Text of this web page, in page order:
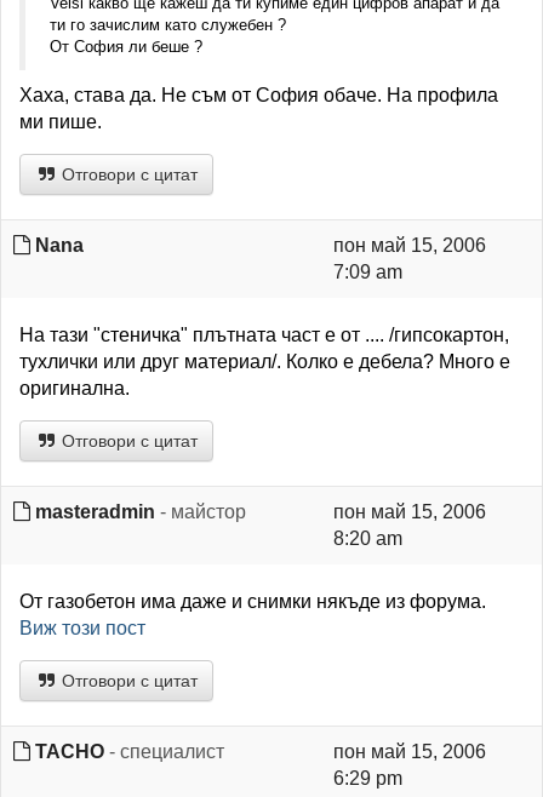
ти го зачислим като служебен ?
От София ли беше ?
Хаха, става да. Не съм от София обаче. На профила
ми пише.
Отговори с цитат
Nana
пон май 15, 2006
7:09 am
На тaзи "стеничка" плътната част е от .... /гипсокартон,
тухлички или друг материал/. Колко е дебела? Много е
оригинална.
Отговори с цитат
masteradmin - майстор
пон май 15, 2006
8:20 am
От газобетон има даже и снимки някъде из форума.
Виж този пост
Отговори с цитат
TACHO - специалист
пон май 15, 2006
6:29 pm